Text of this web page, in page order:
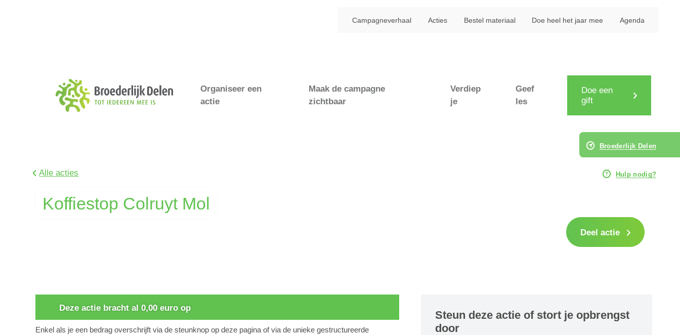
Campagneverhaal Acties Bestel materiaal Doe heel het jaar mee Agenda
Organiseer een
actie
Maak de campagne
zichtbaar
Verdiep
je
Geef
les
Doe een
gift
Alle acties
Koffiestop Colruyt Mol
Broederlijk Delen
Hulp nodig?
Deel actie
Deze actie bracht al 0,00 euro op
Enkel als je een bedrag overschrijft via de steunknop op deze pagina of via de unieke gestructureerde
Steun deze actie of stort je opbrengst
door